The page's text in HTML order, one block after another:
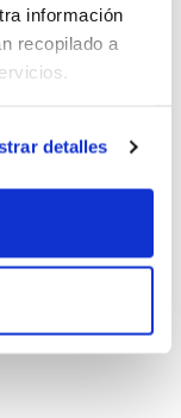
información
recopilado a
detalles
, por su
la sexta
que puede
alegrías